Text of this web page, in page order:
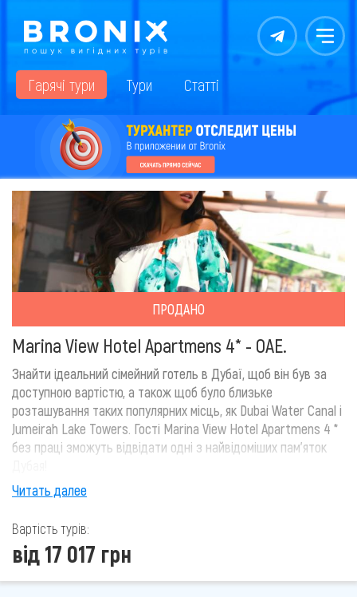
Контакты Меню
Гарячі тури Тури Статті
ПРОДАНО
Marina View Hotel Apartmens 4* - ОАЕ.
Знайти ідеальний сімейний готель в Дубаї, щоб він був за
доступною вартістю, а також щоб було близьке
розташування таких популярних місць, як Dubai Water Canal і
Jumeirah Lake Towers. Гості Marina View Hotel Apartmens 4 *
без праці зможуть відвідати одні з найвідоміших пам'яток
Читать далее
Вартість турів:
від 17 017 грн